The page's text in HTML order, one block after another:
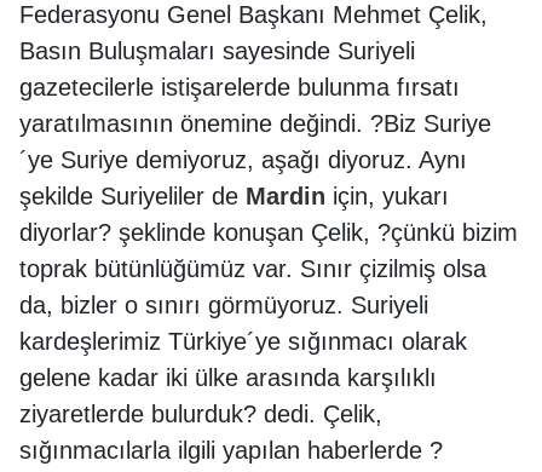
Federasyonu Genel Başkanı Mehmet Çelik,
Basın Buluşmaları sayesinde Suriyeli
gazetecilerle istişarelerde bulunma fırsatı
yaratılmasının önemine değindi. ?Biz Suriye
´ye Suriye demiyoruz, aşağı diyoruz. Aynı
şekilde Suriyeliler de Mardin için, yukarı
diyorlar? şeklinde konuşan Çelik, ?çünkü bizim
toprak bütünlüğümüz var. Sınır çizilmiş olsa
da, bizler o sınırı görmüyoruz. Suriyeli
kardeşlerimiz Türkiye´ye sığınmacı olarak
gelene kadar iki ülke arasında karşılıklı
ziyaretlerde bulurduk? dedi. Çelik,
sığınmacılarla ilgili yapılan haberlerde ?